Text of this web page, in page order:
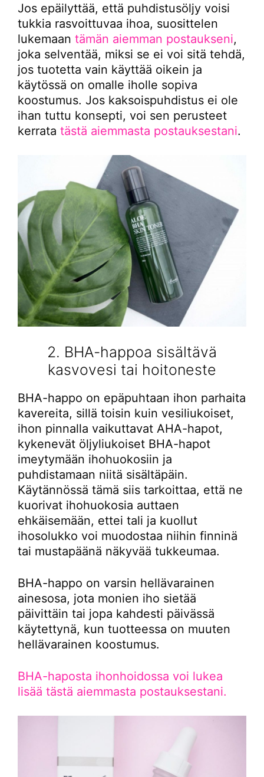
Jos epäilyttää, että puhdistusöljy voisi
tukkia rasvoittuvaa ihoa, suosittelen
lukemaan tämän aiemman postaukseni,
joka selventää, miksi se ei voi sitä tehdä,
jos tuotetta vain käyttää oikein ja
käytössä on omalle iholle sopiva
koostumus. Jos kaksoispuhdistus ei ole
ihan tuttu konsepti, voi sen perusteet
kerrata tästä aiemmasta postauksestani.
2. BHA-happoa sisältävä
kasvovesi tai hoitoneste
BHA-happo on epäpuhtaan ihon parhaita
kavereita, sillä toisin kuin vesiliukoiset,
ihon pinnalla vaikuttavat AHA-hapot,
kykenevät öljyliukoiset BHA-hapot
imeytymään ihohuokosiin ja
puhdistamaan niitä sisältäpäin.
Käytännössä tämä siis tarkoittaa, että ne
kuorivat ihohuokosia auttaen
ehkäisemään, ettei tali ja kuollut
ihosolukko voi muodostaa niihin finninä
tai mustapäänä näkyvää tukkeumaa.
BHA-happo on varsin hellävarainen
ainesosa, jota monien iho sietää
päivittäin tai jopa kahdesti päivässä
käytettynä, kun tuotteessa on muuten
hellävarainen koostumus.
BHA-haposta ihonhoidossa voi lukea
lisää tästä aiemmasta postauksestani.